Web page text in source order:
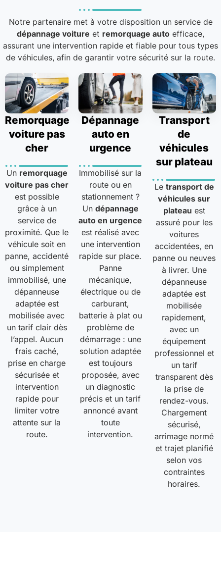
Notre partenaire met à votre disposition un service de
dépannage voiture et remorquage auto efficace,
assurant une intervention rapide et fiable pour tous types
de véhicules, afin de garantir votre sécurité sur la route.
Remorquage
voiture pas
cher
Un remorquage
voiture pas cher
est possible
grâce à un
service de
proximité. Que le
véhicule soit en
panne, accidenté
ou simplement
immobilisé, une
dépanneuse
adaptée est
mobilisée avec
un tarif clair dès
l’appel. Aucun
frais caché,
prise en charge
sécurisée et
intervention
rapide pour
limiter votre
attente sur la
route.
Dépannage
auto en
urgence
Immobilisé sur la
route ou en
stationnement ?
Un dépannage
auto en urgence
est réalisé avec
une intervention
rapide sur place.
Panne
mécanique,
électrique ou de
carburant,
batterie à plat ou
problème de
démarrage : une
solution adaptée
est toujours
proposée, avec
un diagnostic
précis et un tarif
annoncé avant
toute
intervention.
Transport
de
véhicules
sur plateau
Le transport de
véhicules sur
plateau est
assuré pour les
voitures
accidentées, en
panne ou neuves
à livrer. Une
dépanneuse
adaptée est
mobilisée
rapidement,
avec un
équipement
professionnel et
un tarif
transparent dès
la prise de
rendez-vous.
Chargement
sécurisé,
arrimage normé
et trajet planifié
selon vos
contraintes
horaires.